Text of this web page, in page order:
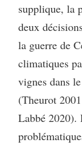
supplique, la
deux
la guerre de
climatiques
vignes dans
(Theurot
Labbé 2020).